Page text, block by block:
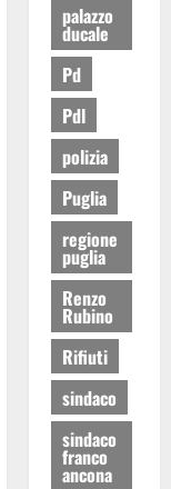
palazzo
ducale
Pd
Pdl
polizia
Puglia
regione
puglia
Renzo
Rubino
Rifiuti
sindaco
sindaco
franco
ancona